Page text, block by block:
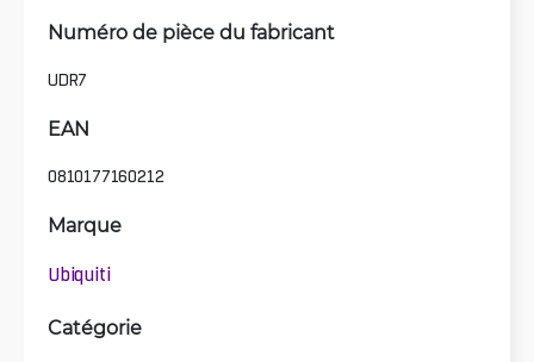
Numéro de pièce du fabricant
UDR7
EAN
0810177160212
Marque
Ubiquiti
Catégorie